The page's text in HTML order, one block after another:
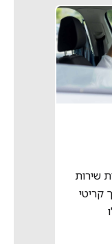
שירות
קריטי